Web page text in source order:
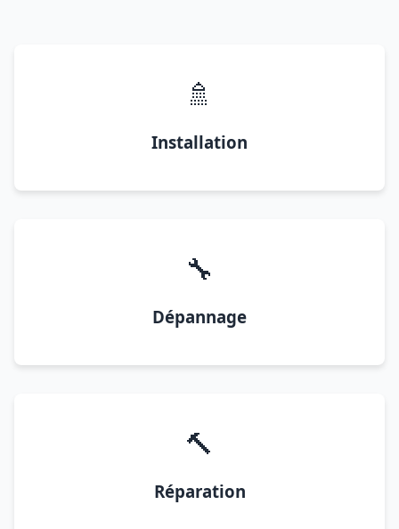
🚿
Installation
🔧
Dépannage
🔨
Réparation